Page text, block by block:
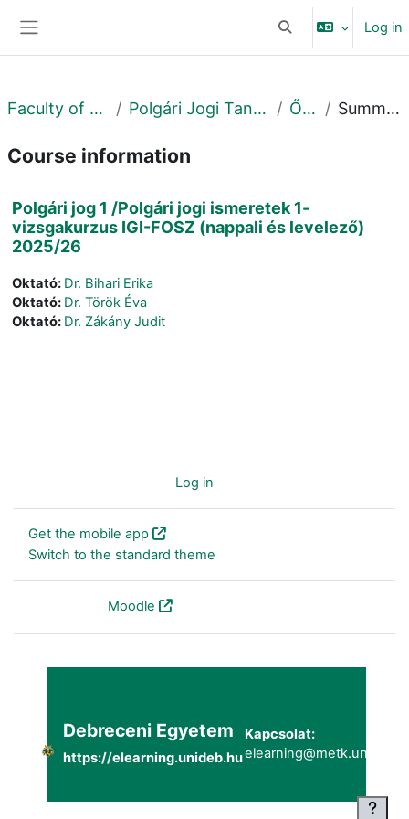
Toggle search input
Log in
Faculty of Law Polgári Jogi Tanszék Őszi Summary
Course information
Polgári jog 1 /Polgári jogi ismeretek 1-
vizsgakurzus IGI-FOSZ (nappali és levelező)
2025/26
Oktató: Dr. Bihari Erika
Oktató: Dr. Török Éva
Oktató: Dr. Zákány Judit
Log in
Get the mobile app
Switch to the standard theme
Moodle
Debreceni Egyetem
https://elearning.unideb.hu
Kapcsolat: